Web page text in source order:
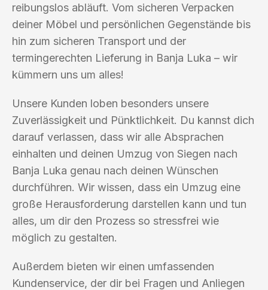
reibungslos abläuft. Vom sicheren Verpacken
deiner Möbel und persönlichen Gegenstände bis
hin zum sicheren Transport und der
termingerechten Lieferung in Banja Luka – wir
kümmern uns um alles!
Unsere Kunden loben besonders unsere
Zuverlässigkeit und Pünktlichkeit. Du kannst dich
darauf verlassen, dass wir alle Absprachen
einhalten und deinen Umzug von Siegen nach
Banja Luka genau nach deinen Wünschen
durchführen. Wir wissen, dass ein Umzug eine
große Herausforderung darstellen kann und tun
alles, um dir den Prozess so stressfrei wie
möglich zu gestalten.
Außerdem bieten wir einen umfassenden
Kundenservice, der dir bei Fragen und Anliegen